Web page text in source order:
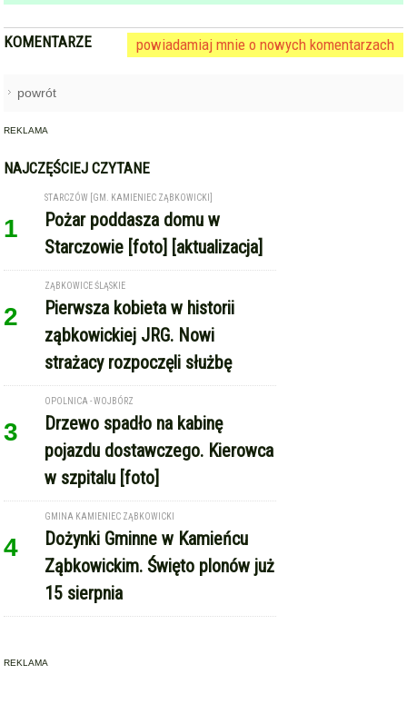
KOMENTARZE powiadamiaj mnie o nowych komentarzach
powrót
REKLAMA
NAJCZĘŚCIEJ CZYTANE
1
STARCZÓW [GM. KAMIENIEC ZĄBKOWICKI]
Pożar poddasza domu w
Starczowie [foto] [aktualizacja]
2
ZĄBKOWICE ŚLĄSKIE
Pierwsza kobieta w historii
ząbkowickiej JRG. Nowi
strażacy rozpoczęli służbę
3
OPOLNICA - WOJBÓRZ
Drzewo spadło na kabinę
pojazdu dostawczego. Kierowca
w szpitalu [foto]
4
GMINA KAMIENIEC ZĄBKOWICKI
Dożynki Gminne w Kamieńcu
Ząbkowickim. Święto plonów już
15 sierpnia
REKLAMA